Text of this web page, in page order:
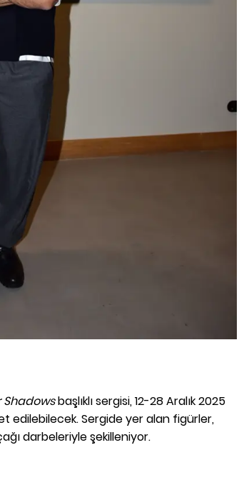
Shadowsbaşlıklı sergisi, 12-28 Aralık 2025
edilebilecek. Sergide yer alan figürler,
darbeleriyle şekilleniyor.